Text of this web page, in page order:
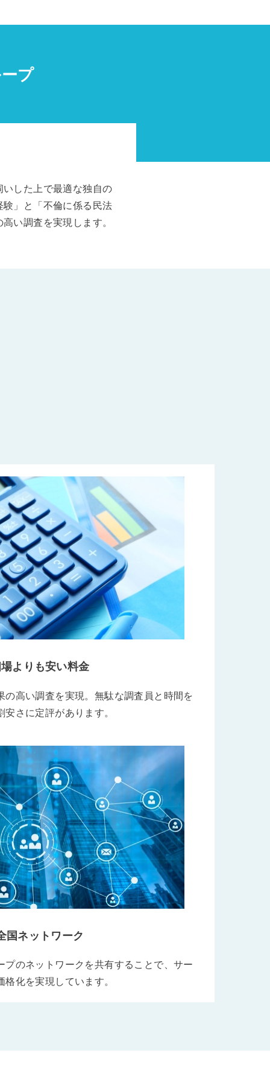
プ
した上で最適な独自の
」と「不倫に係る民法
い調査を実現します。
よりも安い料金
の高い調査を実現。無駄な調査員と時間を
さに定評があります。
国ネットワーク
プのネットワークを共有することで、サー
化を実現しています。